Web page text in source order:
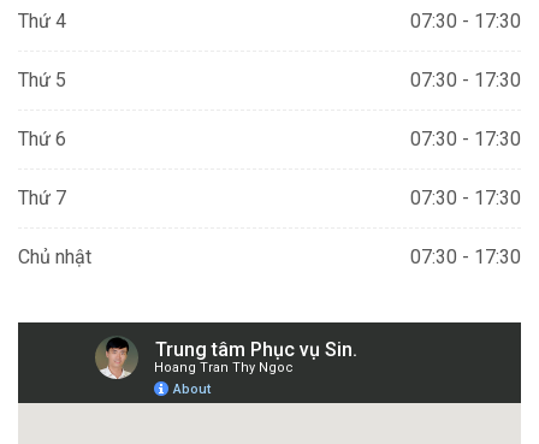
Thứ 4 07:30 - 17:30
Thứ 5 07:30 - 17:30
Thứ 6 07:30 - 17:30
Thứ 7 07:30 - 17:30
Chủ nhật 07:30 - 17:30